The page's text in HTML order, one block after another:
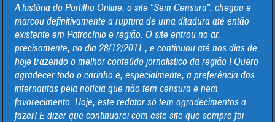
A história do Portilho Online, o site “Sem Censura”, chegou e
marcou definitivamente a ruptura de uma ditadura até então
existente em Patrocínio e região. O site entrou no ar,
precisamente, no dia 28/12/2011 , e continuou até nos dias de
hoje trazendo o melhor conteúdo jornalistico da região ! Quero
agradecer todo o carinho e, especialmente, a preferência dos
internautas pela notícia que não tem censura e nem
favorecimento. Hoje, este redator só tem agradecimentos a
fazer! E dizer que continuarei com este site que sempre foi